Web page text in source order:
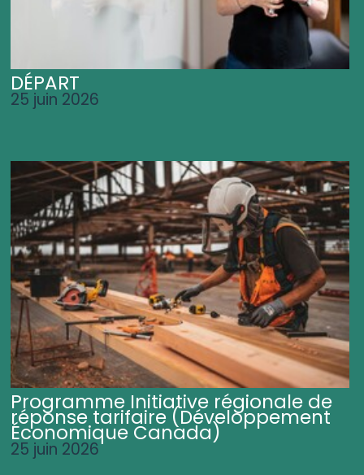
DÉPART
25 juin 2026
Programme Initiative régionale de
réponse tarifaire (Développement
Économique Canada)
25 juin 2026